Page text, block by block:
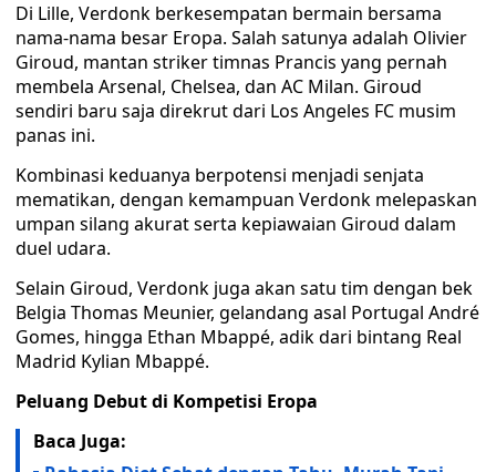
Di Lille, Verdonk berkesempatan bermain bersama
nama-nama besar Eropa. Salah satunya adalah Olivier
Giroud, mantan striker timnas Prancis yang pernah
membela Arsenal, Chelsea, dan AC Milan. Giroud
sendiri baru saja direkrut dari Los Angeles FC musim
panas ini.
Kombinasi keduanya berpotensi menjadi senjata
mematikan, dengan kemampuan Verdonk melepaskan
umpan silang akurat serta kepiawaian Giroud dalam
duel udara.
Selain Giroud, Verdonk juga akan satu tim dengan bek
Belgia Thomas Meunier, gelandang asal Portugal André
Gomes, hingga Ethan Mbappé, adik dari bintang Real
Madrid Kylian Mbappé.
Peluang Debut di Kompetisi Eropa
Baca Juga: